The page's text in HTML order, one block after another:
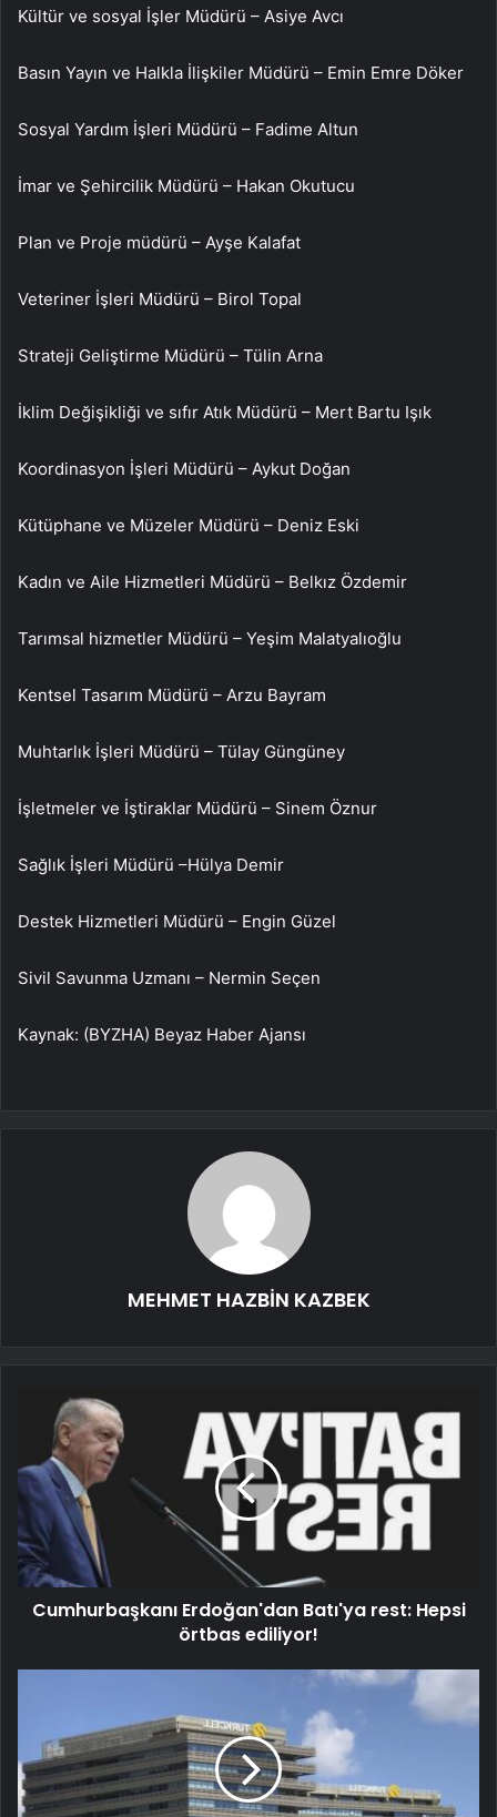
Kültür ve sosyal İşler Müdürü – Asiye Avcı
Basın Yayın ve Halkla İlişkiler Müdürü – Emin Emre Döker
Sosyal Yardım İşleri Müdürü – Fadime Altun
İmar ve Şehircilik Müdürü – Hakan Okutucu
Plan ve Proje müdürü – Ayşe Kalafat
Veteriner İşleri Müdürü – Birol Topal
Strateji Geliştirme Müdürü – Tülin Arna
İklim Değişikliği ve sıfır Atık Müdürü – Mert Bartu Işık
Koordinasyon İşleri Müdürü – Aykut Doğan
Kütüphane ve Müzeler Müdürü – Deniz Eski
Kadın ve Aile Hizmetleri Müdürü – Belkız Özdemir
Tarımsal hizmetler Müdürü – Yeşim Malatyalıoğlu
Kentsel Tasarım Müdürü – Arzu Bayram
Muhtarlık İşleri Müdürü – Tülay Güngüney
İşletmeler ve İştiraklar Müdürü – Sinem Öznur
Sağlık İşleri Müdürü –Hülya Demir
Destek Hizmetleri Müdürü – Engin Güzel
Sivil Savunma Uzmanı – Nermin Seçen
Kaynak: (BYZHA) Beyaz Haber Ajansı
MEHMET HAZBİN KAZBEK
Cumhurbaşkanı Erdoğan'dan Batı'ya rest: Hepsi
örtbas ediliyor!